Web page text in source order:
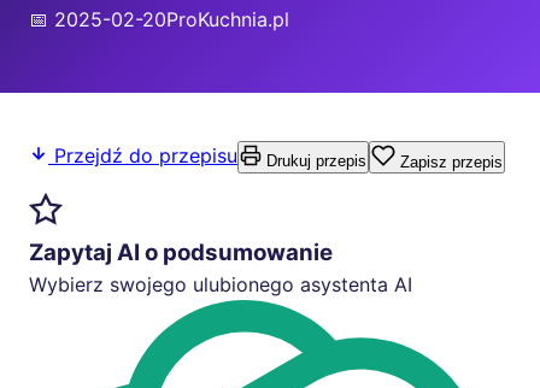
📅 2025-02-20ProKuchnia.pl
Przejdź do przepisu Drukuj przepis Zapisz przepis
Zapytaj AI o podsumowanie
Wybierz swojego ulubionego asystenta AI